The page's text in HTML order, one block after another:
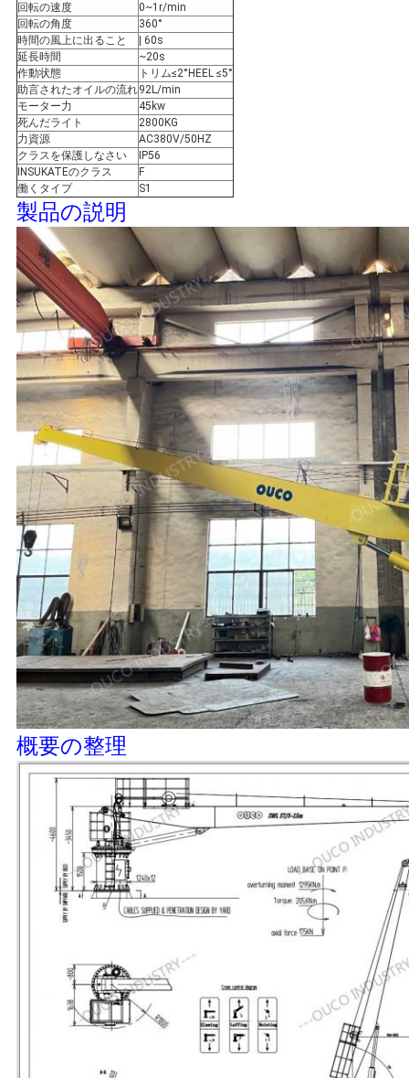
プ
ラ
イ
バ
シ
ー
ポ
リ
シ
ー
回転の速度
0~1r/min
回転の角度
360°
時間の風上に出ること
| 60s
延長時間
~20s
作動状態
トリム≤2°HEEL ≤5°
助言されたオイルの流れ92L/min
モーター力
45kw
死んだライト
2800KG
力資源
AC380V/50HZ
クラスを保護しなさい
IP56
INSUKATEのクラス
F
働くタイプ
S1
製品の説明
概要の整理